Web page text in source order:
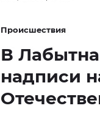
Происшествия
В
надписи